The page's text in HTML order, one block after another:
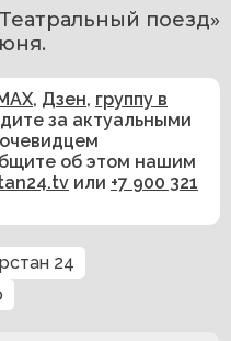
поезд»
, Дзен, группу в
за актуальными
об этом нашим
или +7 900 321
24